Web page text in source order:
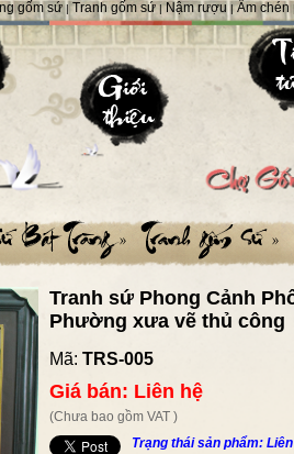
gốm sứ |Tranh gốm sứ|Nậm rượu |Ấm chén
Tranh sứ Phong Cảnh
Phường xưa vẽ thủ công
Mã: TRS-005
Giá bán: Liên hệ
(Chưa bao gồm VAT )
Trạng thái sản phẩm: